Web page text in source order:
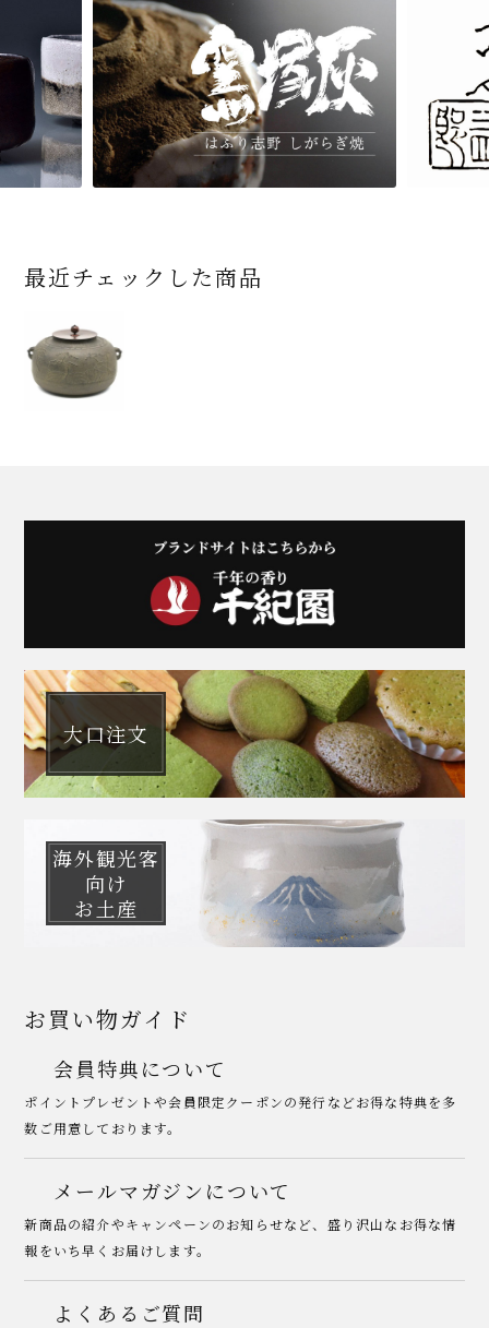
最近チェックした商品
大口注文
海外観光客
向け
お土産
お買い物ガイド
会員特典について
ポイントプレゼントや会員限定クーポンの発行などお得な特典を多
数ご用意しております。
メールマガジンについて
新商品の紹介やキャンペーンのお知らせなど、盛り沢山なお得な情
報をいち早くお届けします。
よくあるご質問